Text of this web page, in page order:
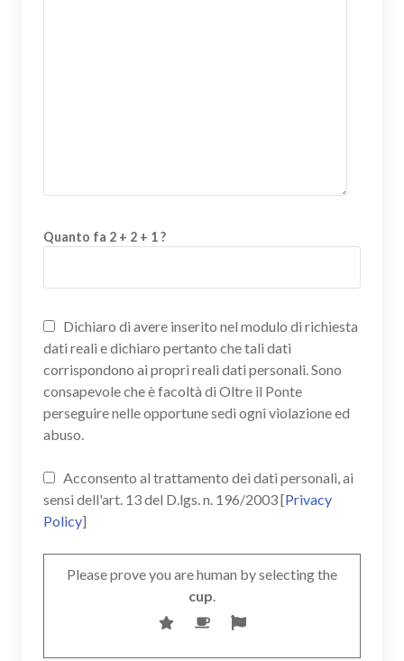
Quanto fa 2 + 2 + 1 ?
Dichiaro di avere inserito nel modulo di richiesta
dati reali e dichiaro pertanto che tali dati
corrispondono ai propri reali dati personali. Sono
consapevole che è facoltà di Oltre il Ponte
perseguire nelle opportune sedi ogni violazione ed
abuso.
Acconsento al trattamento dei dati personali, ai
sensi dell'art. 13 del D.lgs. n. 196/2003 [Privacy
Policy]
Please prove you are human by selecting the
cup.